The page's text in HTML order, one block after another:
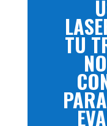
TU